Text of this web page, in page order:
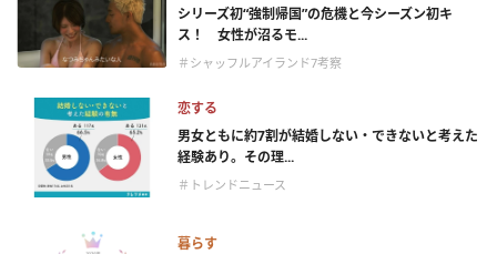
シリーズ初“強制帰国”の危機と今シーズン初キ
ス！ 女性が沼るモ...
＃シャッフルアイランド7考察
恋する
男女ともに約7割が結婚しない・できないと考えた
経験あり。その理...
＃トレンドニュース
暮らす